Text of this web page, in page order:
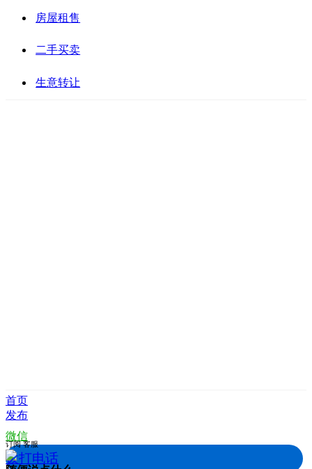
房屋租售
二手买卖
生意转让
首页
发布
微信
拨打电话
订阅 客服